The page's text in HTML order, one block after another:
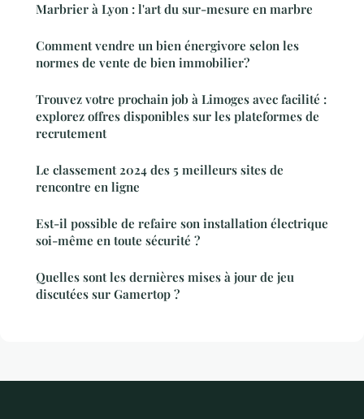
Marbrier à Lyon : l'art du sur-mesure en marbre
Comment vendre un bien énergivore selon les
normes de vente de bien immobilier?
Trouvez votre prochain job à Limoges avec facilité :
explorez offres disponibles sur les plateformes de
recrutement
Le classement 2024 des 5 meilleurs sites de
rencontre en ligne
Est-il possible de refaire son installation électrique
soi-même en toute sécurité ?
Quelles sont les dernières mises à jour de jeu
discutées sur Gamertop ?